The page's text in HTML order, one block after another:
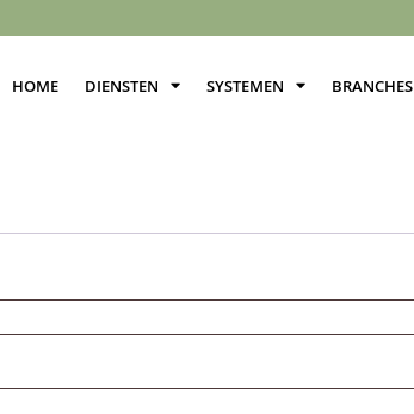
HOME DIENSTEN SYSTEMEN BRANCHES